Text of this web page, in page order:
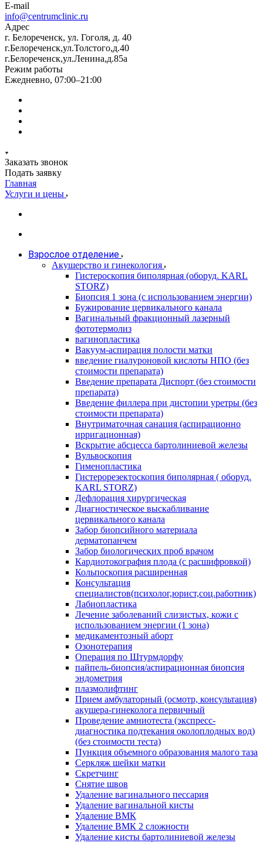
E-mail
info@centrumclinic.ru
Адрес
г. Белореченск, ул. Гоголя, д. 40
г.Белореченск,ул.Толстого,д.40
г.Белореченск,ул.Ленина,д.85а
Режим работы
Ежедневно, 07:00–21:00
Заказать звонок
Подать заявку
Главная
Услуги и цены
Взрослое отделение
Акушерство и гинекология
Гистероскопия биполярная (оборуд. KARL
STORZ)
Биопсия 1 зона (с использованием энергии)
Бужирование цервикального канала
Вагинальный фракционный лазерный
фототермолиз
вагинопластика
Вакуум-аспирация полости матки
введение гиалуроновой кислоты НПО (без
стоимости препарата)
Введение препарата Диспорт (без стоимости
препарата)
Введение филлера при дистопии уретры (без
стоимости препарата)
Внутриматочная санация (аспирационно
ирригационная)
Вскрытие абсцесса бартолиниевой железы
Вульвоскопия
Гименопластика
Гистерорезектоскопия биполярная ( оборуд.
KARL STORZ)
Дефлорация хирургическая
Диагностическое выскабливание
цервикального канала
Забор биопсийного материала
дерматопанчем
Забор биологических проб врачом
Кардиотокография плода (с расшифровкой)
Кольпоскопия расширенная
Консультация
специалистов(психолог,юрист,соц.работник)
Лабиопластика
Лечение заболеваний слизистых, кожи с
использованием энергии (1 зона)
медикаментозный аборт
Озонотерапия
Операция по Штурмдорфу
пайпель-биопсия/аспирационная биопсия
эндометрия
плазмолифтинг
Прием амбулаторный (осмотр, консультация)
акушера-гинеколога первичный
Проведение амниотеста (экспресс-
диагностика подтекания околоплодных вод)
(без стоимости теста)
Пункция объемного образования малого таза
Серкляж шейки матки
Скретчинг
Снятие швов
Удаление вагинального пессария
Удаление вагинальной кисты
Удаление ВМК
Удаление ВМК 2 сложности
Удаление кисты бартолиниевой железы